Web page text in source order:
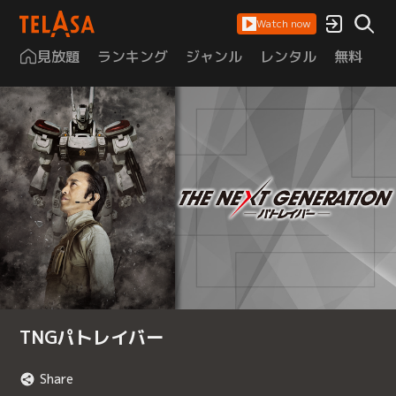
Watch now
見放題 ランキング ジャンル レンタル 無料
TNGパトレイバー
Share